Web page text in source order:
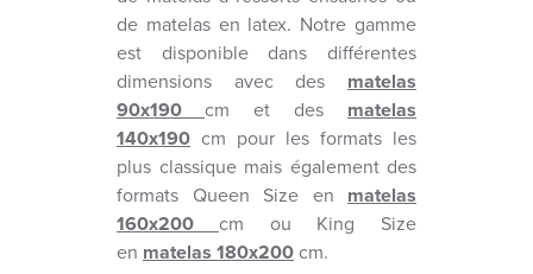
de matelas en latex. Notre gamme
est disponible dans différentes
dimensions avec des matelas
90x190
cm et des matelas
140x190 cm pour les formats les
plus classique mais également des
formats Queen Size en matelas
160x200
cm ou King Size
en matelas 180x200cm.